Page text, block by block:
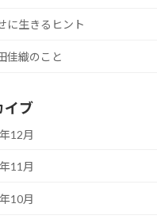
に生きるヒント
佳織のこと
イブ
12月
11月
10月